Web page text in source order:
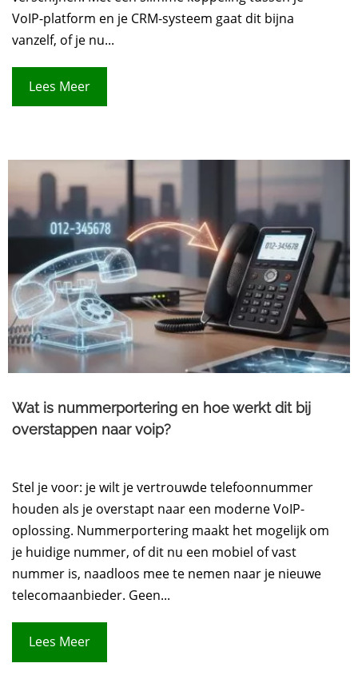
VoIP-platform en je CRM-systeem gaat dit bijna
vanzelf, of je nu...
Lees Meer
Wat is nummerportering en hoe werkt dit bij
overstappen naar voip?
Stel je voor: je wilt je vertrouwde telefoonnummer
houden als je overstapt naar een moderne VoIP-
oplossing. Nummerportering maakt het mogelijk om
je huidige nummer, of dit nu een mobiel of vast
nummer is, naadloos mee te nemen naar je nieuwe
telecomaanbieder. Geen...
Lees Meer